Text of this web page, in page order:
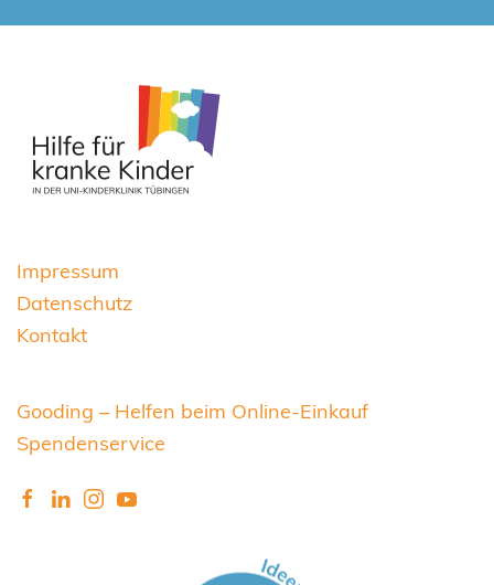
Impressum
Datenschutz
Kontakt
Gooding – Helfen beim Online-Einkauf
Spendenservice